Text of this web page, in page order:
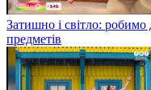
Затишно і світло: робимо
предметів